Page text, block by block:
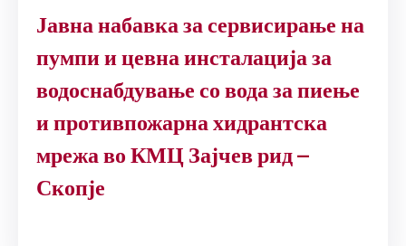
Јавна набавка за сервисирање на
пумпи и цевна инсталација за
водоснабдување со вода за пиење
и противпожарна хидрантска
мрежа во КМЦ Зајчев рид –
Скопје